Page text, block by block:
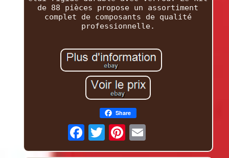
de 88 pièces propose un assortiment
complet de composants de qualité
professionnelle.
Share